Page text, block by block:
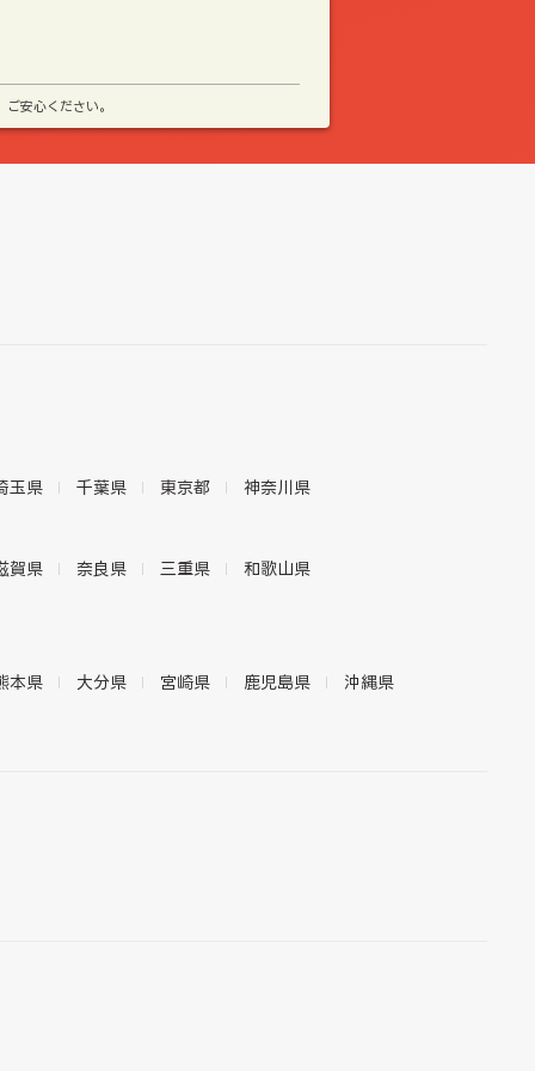
安心ください。
玉県 千葉県 東京都 神奈川県
賀県 奈良県 三重県 和歌山県
本県 大分県 宮崎県 鹿児島県 沖縄県